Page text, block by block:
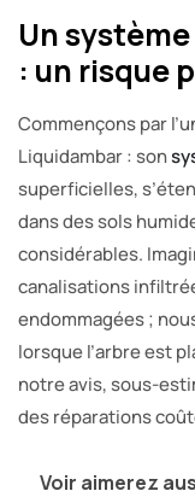
Un
: un risque
Commençons par
Liquidambar : son
superficielles,
dans des sols
considérables.
canalisations
endommagées ;
lorsque l’arbre est
notre avis, sous-
des réparations
Voir aimerez